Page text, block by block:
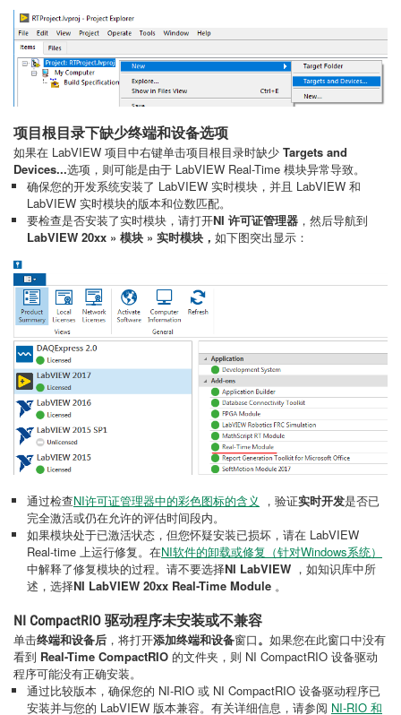
项目根目录下缺少终端和设备选项
如果在 LabVIEW 项目中右键单击项目根目录时缺少 Targets and
Devices...选项，则可能是由于 LabVIEW Real-Time 模块异常导致。
确保您的开发系统安装了 LabVIEW 实时模块，并且 LabVIEW 和
LabVIEW 实时模块的版本和位数匹配。
要检查是否安装了实时模块，请打开NI 许可证管理器 ，然后导航到
LabVIEW 20xx » 模块 » 实时模块， 如下图突出显示：
通过检查NI许可证管理器中的彩色图标的含义 ，验证实时开发是否已
完全激活或仍在允许的评估时间段内。
如果模块处于已激活状态，但您怀疑安装已损坏，请在 LabVIEW
Real-time 上运行修复。在NI​软件​的​卸​载​或​修复​（针对​Windows​系统）
中解释了修复模块的过程。请不要选择NI LabVIEW ，如知识库中所
述，选择NI LabVIEW 20xx Real-Time Module 。
NI CompactRIO 驱动程序未安装或不兼容
单击终端和设备后 ，将打开添加终端和设备窗口。 如果您在此窗口中没有
看到 Real-Time CompactRIO 的文件夹，则 NI CompactRIO 设备驱动
程序可能没有正确安装。
通过比较版本，确保您的 NI-RIO 或 NI CompactRIO 设备驱动程序已
安装并与您的 LabVIEW 版本兼容。有关详细信息，请参阅 NI-RIO 和